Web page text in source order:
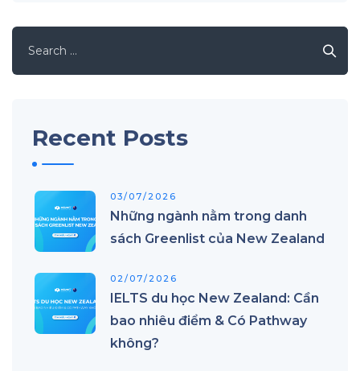
for:
Recent Posts
03/07/2026
Những ngành nằm trong danh
sách Greenlist của New Zealand
02/07/2026
IELTS du học New Zealand: Cần
bao nhiêu điểm & Có Pathway
không?